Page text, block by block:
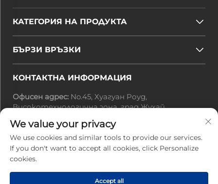
КАТЕГОРИЯ НА ПРОДУКТА
БЪРЗИ ВРЪЗКИ
КОНТАКТНА ИНФОРМАЦИЯ
Офисен адрес: No.45, Хуагуан Роуд,
Високотехнологична зона, град Жухай,
Имейл: [email protected]
Тел.: +86-0756-3616108
Всички права запазени © 2025 от Zhuhai Jiuyuan
Power Electronics Technology Co., Ltd. |
We value your privacy
We use cookies and similar tools to provide our services.
If you don't want to accept all cookies, click Personalize
cookies.
Accept all